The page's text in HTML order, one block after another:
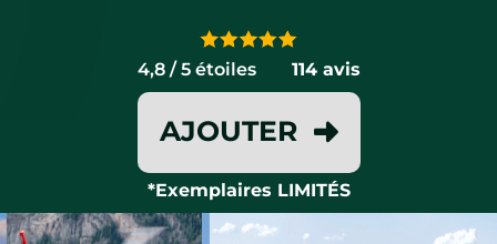
4,8 / 5 étoiles 114 avis
AJOUTER
*Exemplaires LIMITÉS